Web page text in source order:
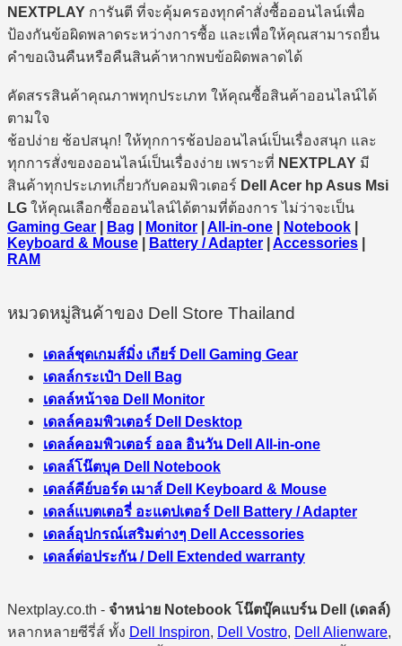
NEXTPLAY การันตี ที่จะคุ้มครองทุกคำสั่งซื้อออนไลน์เพื่อ
ป้องกันข้อผิดพลาดระหว่างการซื้อ และเพื่อให้คุณสามารถยื่น
คำขอเงินคืนหรือคืนสินค้าหากพบข้อผิดพลาดได้
คัดสรรสินค้าคุณภาพทุกประเภท ให้คุณซื้อสินค้าออนไลน์ได้
ตามใจ
ช้อปง่าย ช้อปสนุก! ให้ทุกการช้อปออนไลน์เป็นเรื่องสนุก และ
ทุกการสั่งของออนไลน์เป็นเรื่องง่าย เพราะที่ NEXTPLAY มี
สินค้าทุกประเภทเกี่ยวกับคอมพิวเตอร์ Dell Acer hp Asus Msi
LG ให้คุณเลือกซื้อออนไลน์ได้ตามที่ต้องการ ไม่ว่าจะเป็น
Gaming Gear
Bag Monitor All-in-one Notebook
Keyboard & Mouse
Battery / Adapter Accessories
RAM
หมวดหมู่สินค้าของ Dell Store Thailand
เดลล์ชุดเกมส์มิ่ง เกียร์ Dell Gaming Gear
เดลล์กระเป๋า Dell Bag
เดลล์หน้าจอ Dell Monitor
เดลล์คอมพิวเตอร์ Dell Desktop
เดลล์คอมพิวเตอร์ ออล อินวัน Dell All-in-one
เดลล์โน๊ตบุค Dell Notebook
เดลล์คีย์บอร์ด เมาส์ Dell Keyboard & Mouse
เดลล์แบตเตอรี่ อะแดปเตอร์ Dell Battery / Adapter
เดลล์อุปกรณ์เสริมต่างๆ Dell Accessories
เดลล์ต่อประกัน / Dell Extended warranty
Nextplay.co.th - จำหน่าย Notebook โน๊ตบุ๊คแบร์น Dell (เดลล์)
หลากหลายซีรี่ส์ ทั้ง Dell Inspiron, Dell Vostro, Dell Alienware,